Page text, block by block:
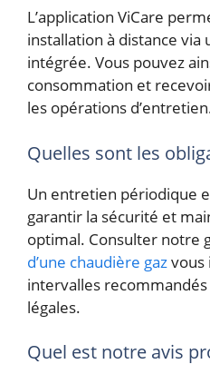
L’application ViCare
installation à distance via
intégrée. Vous pouvez
consommation et
les opérations
Quelles sont les
Un entretien périodique
garantir la sécurité et
optimal. Consulter notre
d’une chaudière gazvous
intervalles
légales.
Quel est notre avis